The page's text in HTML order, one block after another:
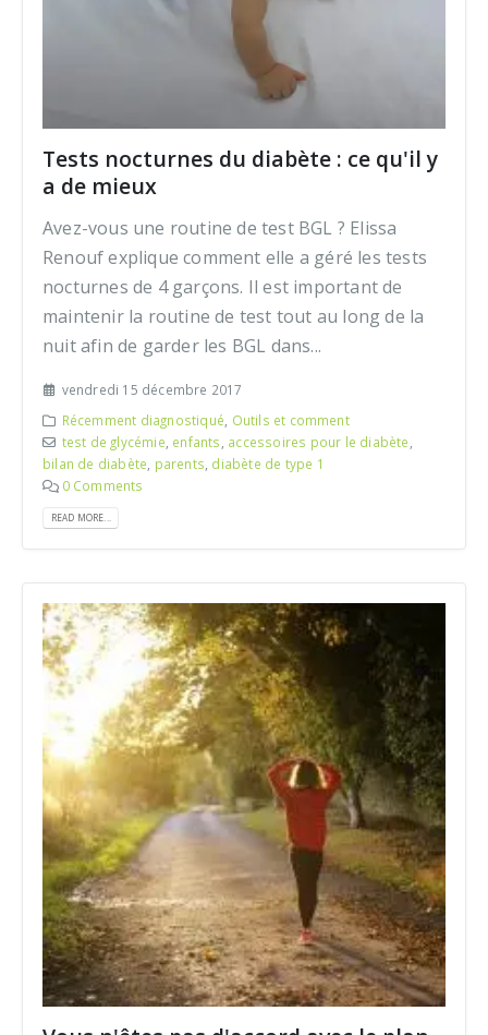
Tests nocturnes du diabète : ce qu'il y
a de mieux
Avez-vous une routine de test BGL ? Elissa
Renouf explique comment elle a géré les tests
nocturnes de 4 garçons. Il est important de
maintenir la routine de test tout au long de la
nuit afin de garder les BGL dans...
vendredi 15 décembre 2017
Récemment diagnostiqué, Outils et comment
test de glycémie, enfants, accessoires pour le diabète,
bilan de diabète, parents, diabète de type 1
0 Comments
READ MORE...